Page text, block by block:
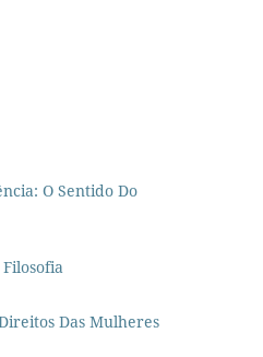
O Sentido Do
Das Mulheres